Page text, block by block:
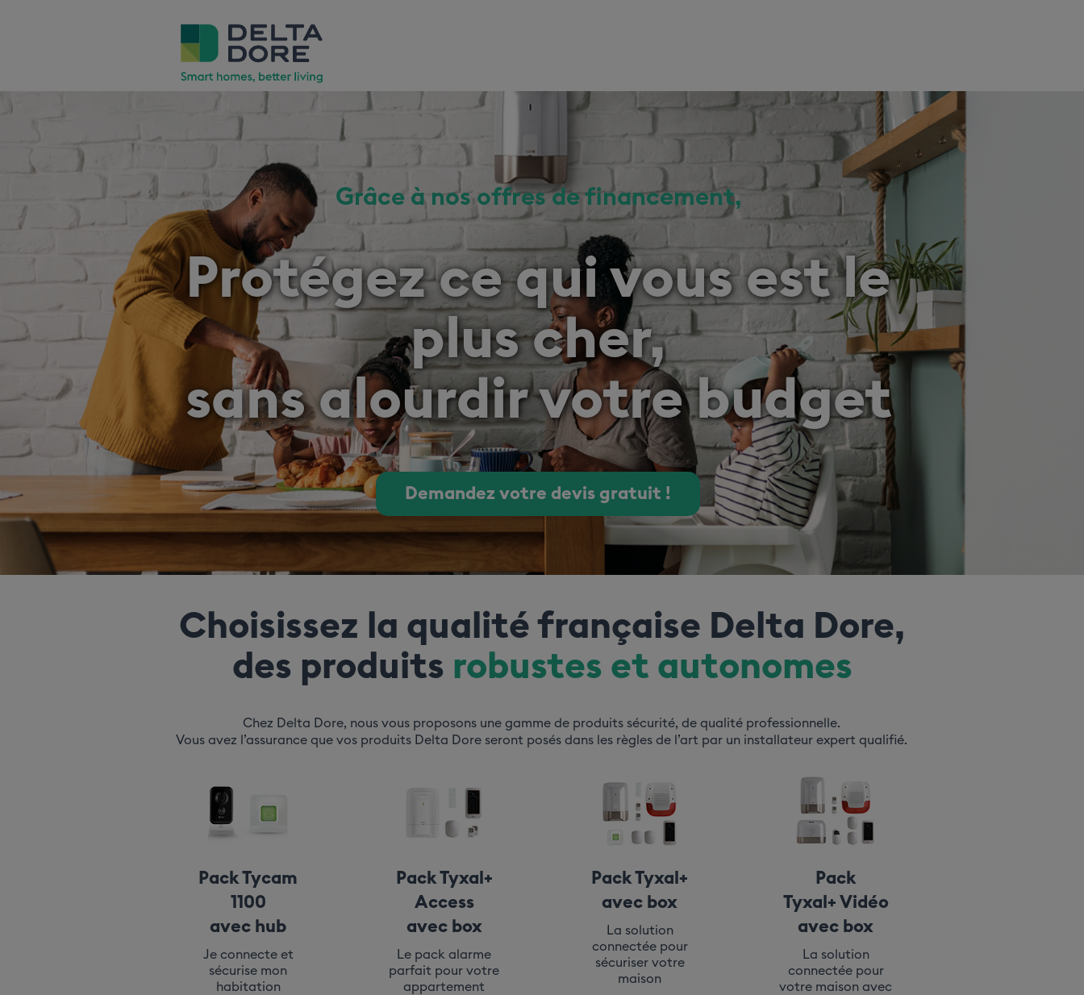
Grâce à nos offres de financement,
Protégez ce qui vous est le
plus cher,
sans alourdir votre budget
Demandez votre devis gratuit !
Choisissez la qualité française Delta Dore,
des produits robustes et autonomes
Chez Delta Dore, nous vous proposons une gamme de produits sécurité, de qualité professionnelle.
Vous avez l’assurance que vos produits Delta Dore seront posés dans les règles de l’art par un installateur expert qualifié.
Pack Tycam
1100
avec hub
Je connecte et
sécurise mon
habitation
Pack Tyxal+
Access
avec box
Le pack alarme
parfait pour votre
appartement
Pack Tyxal+
avec box
La solution
connectée pour
sécuriser votre
maison
Pack
Tyxal+ Vidéo
avec box
La solution
connectée pour
votre maison avec